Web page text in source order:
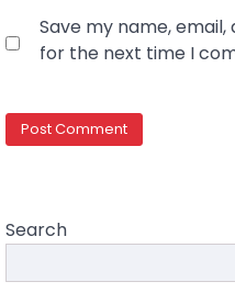
Save my name,
for the next time I
Search